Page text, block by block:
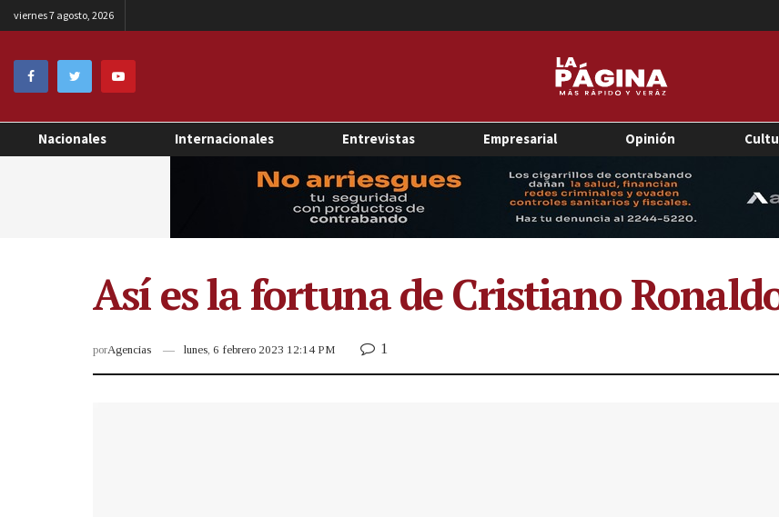
viernes 7 agosto, 2026
Nacionales Internacionales Entrevistas Empresarial Opinión
Así es la fortuna de Cristiano
porAgencias lunes, 6 febrero 2023 12:14 PM 1